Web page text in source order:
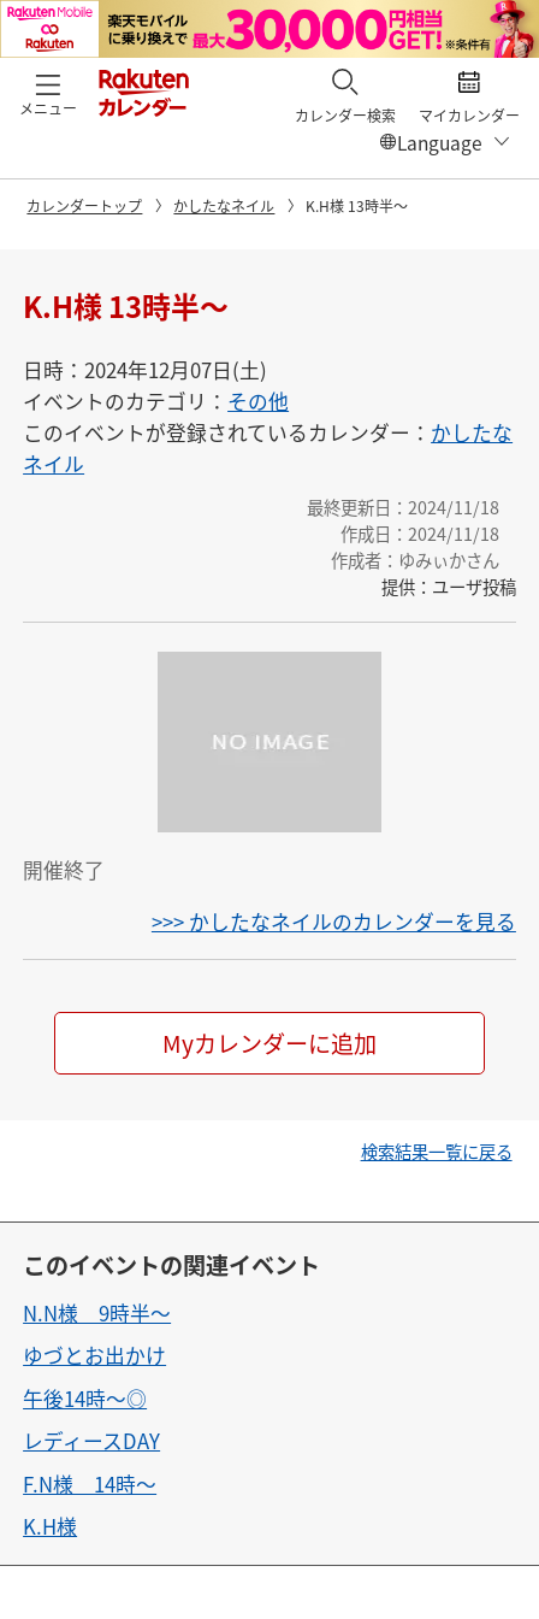
メニュー カレンダー検索 マイカレンダー
カレンダートップ かしたなネイル K.H様 13時半〜
K.H様 13時半〜
日時：2024年12月07日(土)
イベントのカテゴリ： その他
このイベントが登録されているカレンダー： かしたな
ネイル
最終更新日：2024/11/18
作成日：2024/11/18
作成者：ゆみぃかさん
提供：ユーザ投稿
開催終了
>>> かしたなネイルのカレンダーを見る
Myカレンダーに追加
検索結果一覧に戻る
このイベントの関連イベント
N.N様 9時半〜
ゆづとお出かけ
午後14時〜◎
レディースDAY
F.N様 14時〜
K.H様